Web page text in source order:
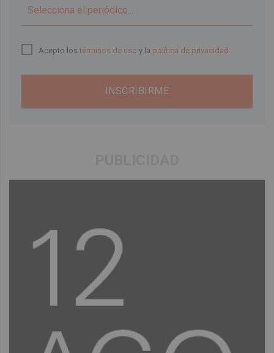
Acepto lostérminos de uso y la política de privacidad
INSCRIBIRME